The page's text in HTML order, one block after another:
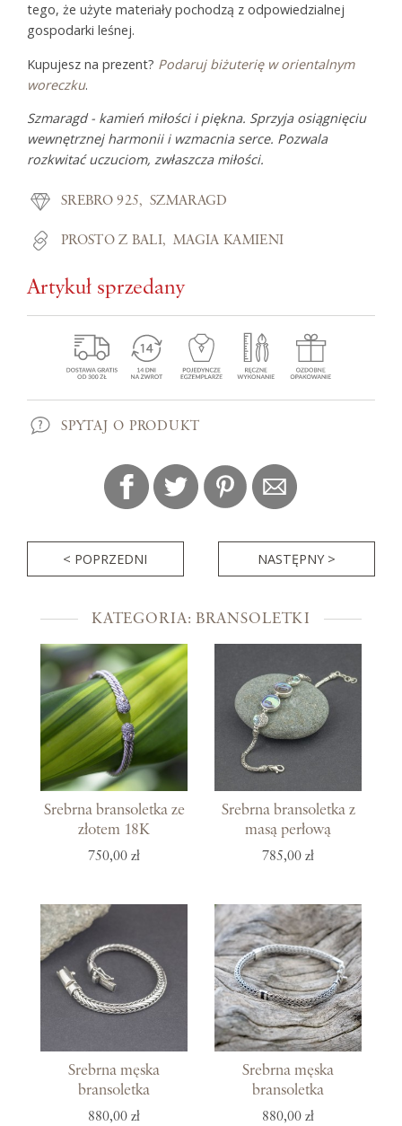
tego, że użyte materiały pochodzą z odpowiedzialnej
gospodarki leśnej.
Kupujesz na prezent? Podaruj biżuterię w orientalnym
woreczku.
Szmaragd - kamień miłości i piękna. Sprzyja osiągnięciu
wewnętrznej harmonii i wzmacnia serce. Pozwala
rozkwitać uczuciom, zwłaszcza miłości.
SREBRO 925 SZMARAGD
PROSTO Z BALI MAGIA KAMIENI
Artykuł sprzedany
SPYTAJ O PRODUKT
< POPRZEDNI NASTĘPNY >
KATEGORIA: BRANSOLETKI
Srebrna bransoletka ze
złotem 18K
750,00 zł
Srebrna bransoletka z
masą perłową
785,00 zł
Srebrna męska
bransoletka
880,00 zł
Srebrna męska
bransoletka
880,00 zł